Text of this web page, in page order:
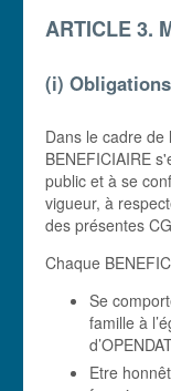
ARTICLE 3.
(i)
Dans le cadre de
BENEFICIAIRE
public et à se
vigueur, à
des présentes
Chaque
Se
famille à
Etre